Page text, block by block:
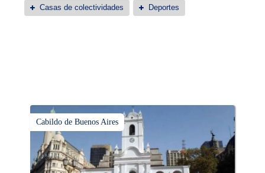
Casas de colectividades Deportes
Cabildo de Buenos Aires